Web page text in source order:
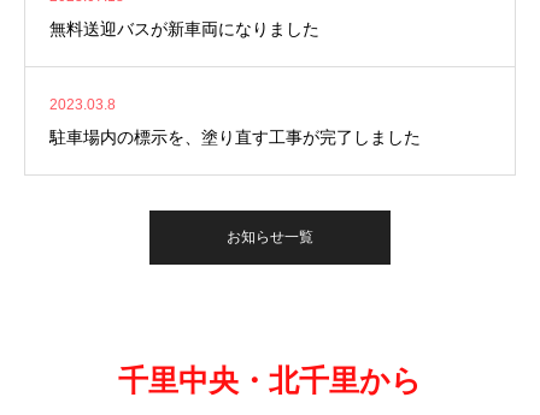
無料送迎バスが新車両になりました
2023.03.8
駐車場内の標示を、塗り直す工事が完了しました
お知らせ一覧
千里中央・北千里から